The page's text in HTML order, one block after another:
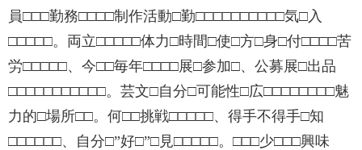
員□□□勤務□□□□制作活動□勤□□□□□□□□□□気□入
□□□□□。両立□□□□□体力□時間□使□方□身□付□□□□苦
労□□□□□、今□□毎年□□□□展□参加□、公募展□出品
□□□□□□□□□□□。芸文□自分□可能性□広□□□□□□□□魅
力的□場所□□。何□□挑戦□□□□□、得手不得手□知
□□□□□□、自分□”好□”□見□□□□□。□□□少□□□興味